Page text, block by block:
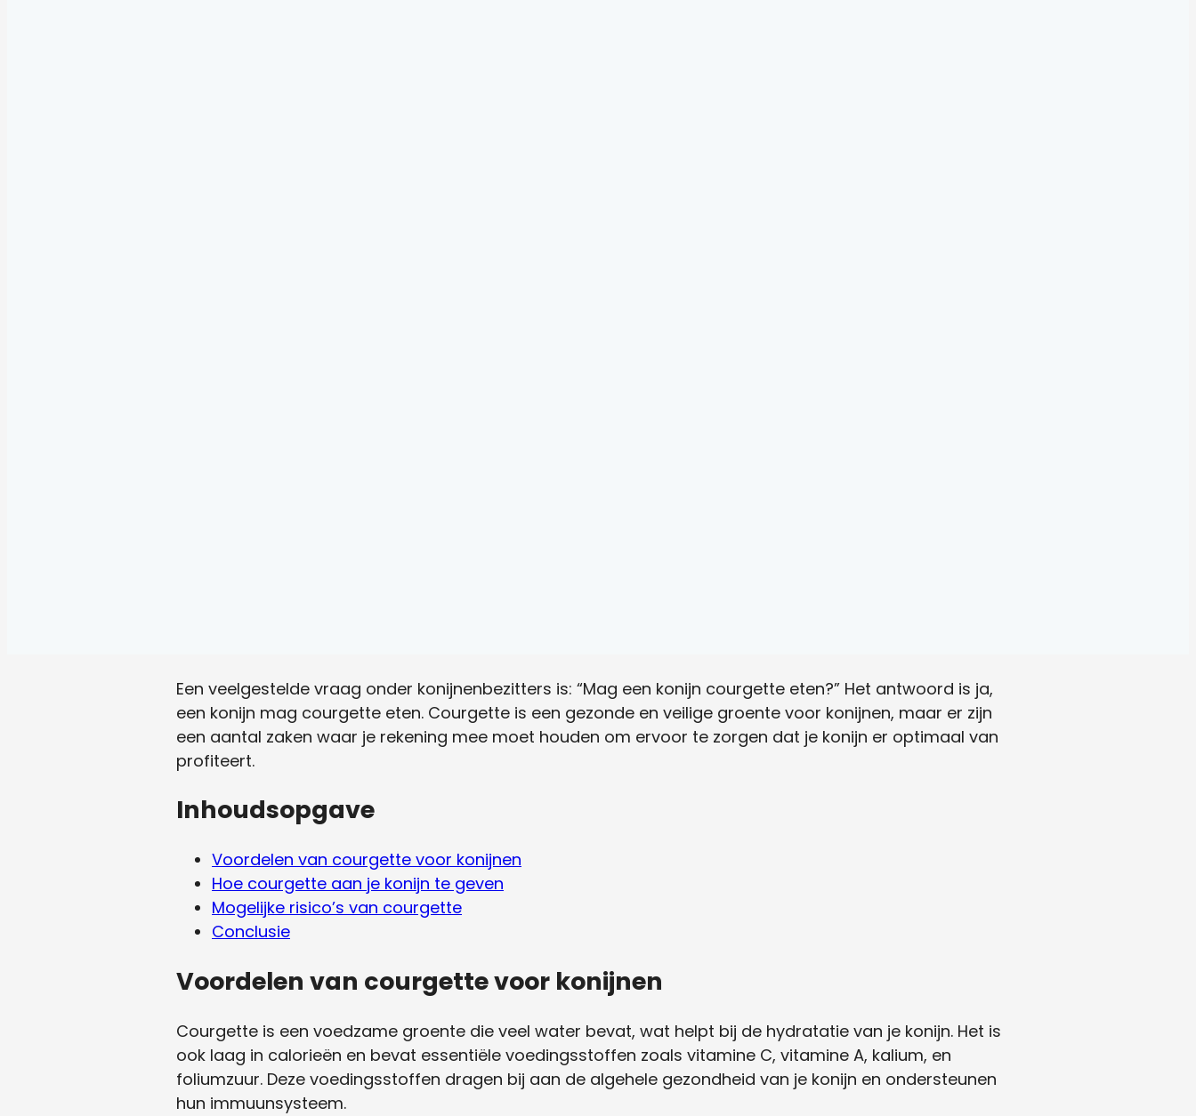
Een veelgestelde vraag onder konijnenbezitters is: “Mag een konijn courgette eten?” Het antwoord is ja,
een konijn mag courgette eten. Courgette is een gezonde en veilige groente voor konijnen, maar er zijn
een aantal zaken waar je rekening mee moet houden om ervoor te zorgen dat je konijn er optimaal van
profiteert.
Inhoudsopgave
Voordelen van courgette voor konijnen
Hoe courgette aan je konijn te geven
Mogelijke risico’s van courgette
Conclusie
Voordelen van courgette voor konijnen
Courgette is een voedzame groente die veel water bevat, wat helpt bij de hydratatie van je konijn. Het is
ook laag in calorieën en bevat essentiële voedingsstoffen zoals vitamine C, vitamine A, kalium, en
foliumzuur. Deze voedingsstoffen dragen bij aan de algehele gezondheid van je konijn en ondersteunen
hun immuunsysteem.